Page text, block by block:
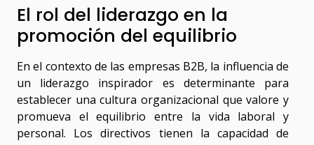
El rol del liderazgo en la
promoción del equilibrio
En el contexto de las empresas B2B, la influencia de
un liderazgo inspirador es determinante para
establecer una cultura organizacional que valore y
promueva el equilibrio entre la vida laboral y
personal. Los directivos tienen la capacidad de